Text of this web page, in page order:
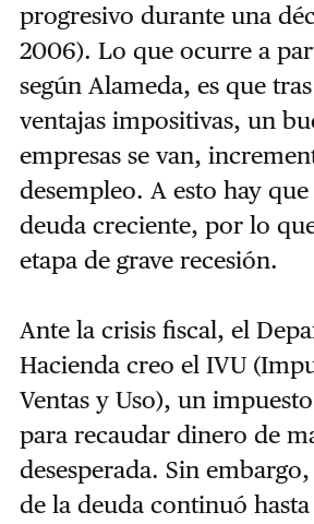
progresivo durante una
2006). Lo que ocurre a
según Alameda, es que
ventajas impositivas, un
empresas se van,
desempleo. A esto hay
deuda creciente, por lo
etapa de grave recesión.
Ante la crisis fiscal, el
Hacienda creo el IVU
Ventas y Uso), un
para recaudar dinero de
desesperada. Sin
de la deuda continuó